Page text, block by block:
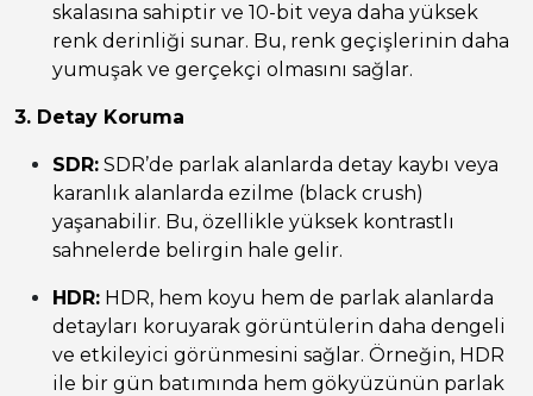
skalasına sahiptir ve 10-bit veya daha yüksek
renk derinliği sunar. Bu, renk geçişlerinin daha
yumuşak ve gerçekçi olmasını sağlar.
3. Detay Koruma
SDR: SDR’de parlak alanlarda detay kaybı veya
karanlık alanlarda ezilme (black crush)
yaşanabilir. Bu, özellikle yüksek kontrastlı
sahnelerde belirgin hale gelir.
HDR: HDR, hem koyu hem de parlak alanlarda
detayları koruyarak görüntülerin daha dengeli
ve etkileyici görünmesini sağlar. Örneğin, HDR
ile bir gün batımında hem gökyüzünün parlak